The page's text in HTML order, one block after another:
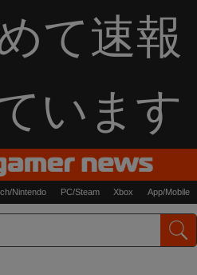
て速報
います
Nintendo PC/Steam Xbox App/Mobile